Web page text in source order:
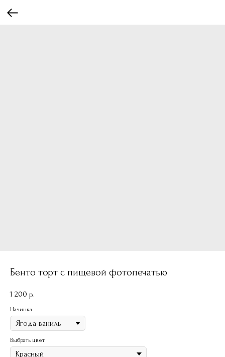
Бенто торт с пищевой фотопечатью
1 200 р.
Начинка
Выбрать цвет